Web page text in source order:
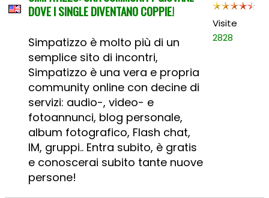
DOVE I SINGLE DIVENTANO COPPIE!
Simpatizzo è molto più di un
semplice sito di incontri,
Simpatizzo è una vera e propria
community online con decine di
servizi: audio-, video- e
fotoannunci, blog personale,
album fotografico, Flash chat,
IM, gruppi.. Entra subito, è gratis
e conoscerai subito tante nuove
persone!
Visite
2828